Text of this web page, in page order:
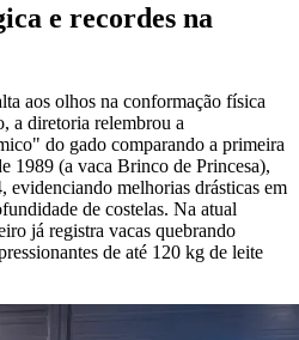
e recordes na
aos olhos na conformação física
a diretoria relembrou a
do gado comparando a primeira
1989 (a vaca Brinco de Princesa),
evidenciando melhorias drásticas em
de costelas. Na atual
já registra vacas quebrando
de até 120 kg de leite